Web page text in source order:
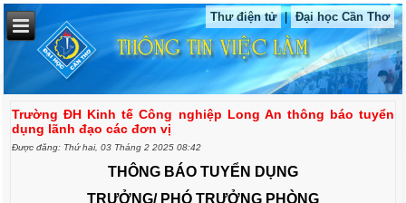
Thư điện tử | Đại học Cần Thơ
Trường ĐH Kinh tế Công nghiệp Long An thông báo tuyển
dụng lãnh đạo các đơn vị
Được đăng: Thứ hai, 03 Tháng 2 2025 08:42
THÔNG BÁO TUYỂN DỤNG
TRƯỞNG/ PHÓ TRƯỞNG PHÒNG